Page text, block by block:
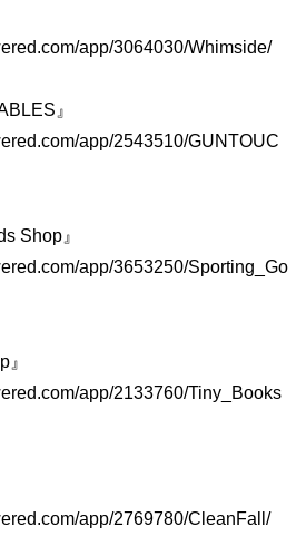
app/3064030/Whimside/
』
app/2543510/GUNTOUC
Shop』
app/3653250/Sporting_Go
app/2133760/Tiny_Books
app/2769780/CleanFall/